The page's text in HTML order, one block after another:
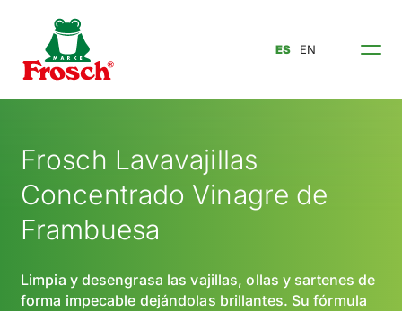
ES EN
Frosch Lavavajillas
Concentrado Vinagre de
Frambuesa
Limpia y desengrasa las vajillas, ollas y sartenes de
forma impecable dejándolas brillantes. Su fórmula